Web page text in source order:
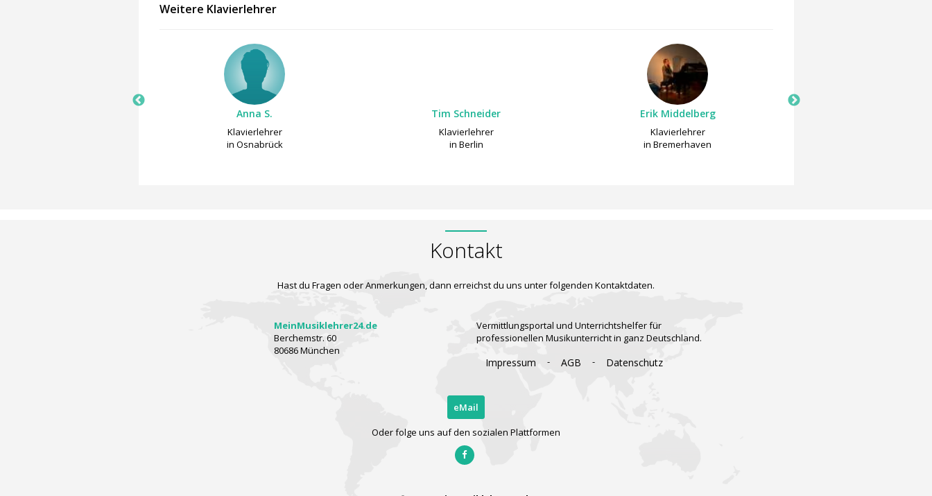
Weitere Klavierlehrer
Anna S.
Klavierlehrer
in Osnabrück
Tim Schneider
Klavierlehrer
in Berlin
Erik Middelberg
Klavierlehrer
in Bremerhaven
Kontakt
Hast du Fragen oder Anmerkungen, dann erreichst du uns unter folgenden Kontaktdaten.
MeinMusiklehrer24.de
Berchemstr. 60
80686 München
Vermittlungsportal und Unterrichtshelfer für
professionellen Musikunterricht in ganz Deutschland.
Impressum - AGB - Datenschutz
eMail
Oder folge uns auf den sozialen Plattformen